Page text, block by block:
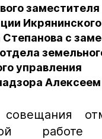
заместителя
с
управления
совещания